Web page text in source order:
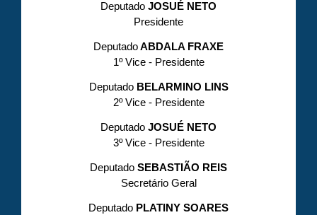
Deputado JOSUÉ NETO
Presidente
DeputadoABDALA FRAXE
1º Vice - Presidente
DeputadoBELARMINO LINS
2º Vice - Presidente
Deputado JOSUÉ NETO
3º Vice - Presidente
Deputado SEBASTIÃO REIS
Secretário Geral
Deputado PLATINY SOARES